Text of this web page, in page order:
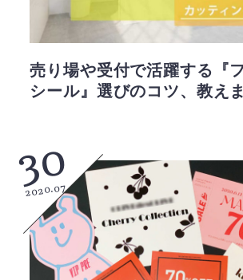
売り場や受付で活躍する『
シール』選びのコツ、教え
30
2020.07